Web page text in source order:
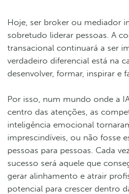
Hoje, ser broker ou mediador
sobretudo liderar pessoas. A
transacional continuará a ser
verdadeiro diferencial está na
desenvolver, formar, inspirar e
Por isso, num mundo onde a
centro das atenções, as
inteligência emocional
imprescindíveis, ou não fosse
pessoas para pessoas. Cada
sucesso será aquele que
gerar alinhamento e atrair
potencial para crescer dentro